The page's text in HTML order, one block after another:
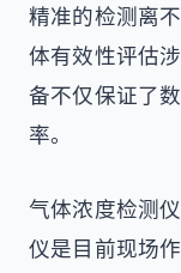
精准的检测离
体有效性评估
备不仅保证了
率。
气体浓度检测
仪是目前现场